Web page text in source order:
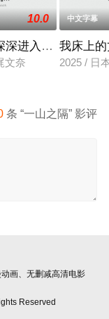
10.0
深进入我的身体
文奈
中文字幕
我床上
2025 / 日
条 “一山之隔” 影评
画、无删减高清电影
Reserved